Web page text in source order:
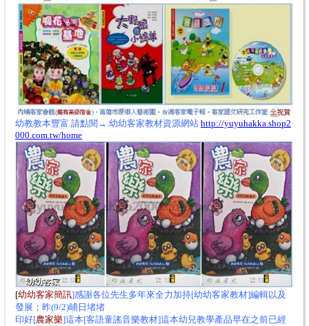
幼教教本豐富.請點閱→.幼幼客家教材資源網站 http://yuyuhakka.shop2
000.com.tw/home
[幼幼客家簡訊]感謝各位先生多年來全力加持[幼幼客家教材]編輯以及
發展；昨(9/2)晡日堵堵
印好[農家樂]這本[客語童謠音樂教材]這本幼兒教學產品早在之前已經